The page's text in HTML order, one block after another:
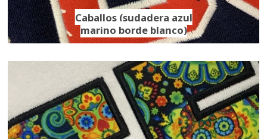
Caballos (sudadera azul
marino borde blanco)